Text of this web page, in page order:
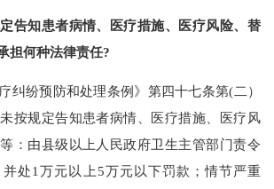
告知患者病情、医疗措施、医疗风险、替
担何种法律责任?
纷预防和处理条例》第四十七条第(二）
按规定告知患者病情、医疗措施、医疗风
：由县级以上人民政府卫生主管部门责令
处1万元以上5万元以下罚款；情节严重